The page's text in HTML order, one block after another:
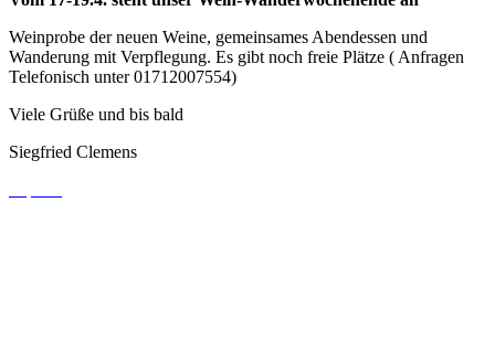
Weinprobe der neuen Weine, gemeinsames Abendessen und
Wanderung mit Verpflegung. Es gibt noch freie Plätze ( Anfragen
Telefonisch unter 01712007554)
Viele Grüße und bis bald
Siegfried Clemens